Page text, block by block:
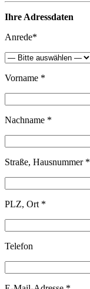
Ihre Adressdaten
Anrede*
Vorname *
Nachname *
Straße, Hausnummer *
PLZ, Ort *
Telefon